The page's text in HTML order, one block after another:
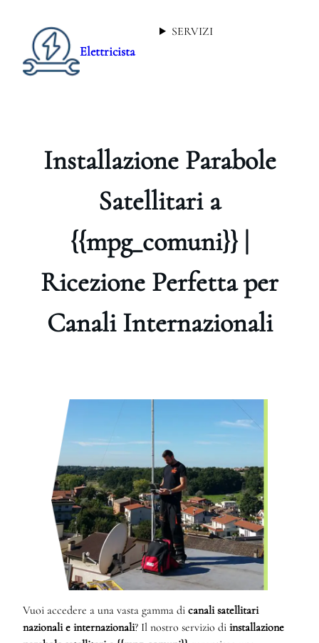
Elettricista
SERVIZI
Installazione Parabole
Satellitari a
{{mpg_comuni}} |
Ricezione Perfetta per
Canali Internazionali
Vuoi accedere a una vasta gamma di canali satellitari
nazionali e internazionali? Il nostro servizio di installazione